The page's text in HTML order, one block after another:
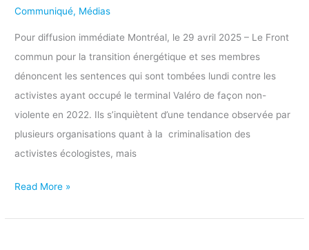
Communiqué, Médias
Pour diffusion immédiate Montréal, le 29 avril 2025 – Le Front
commun pour la transition énergétique et ses membres
dénoncent les sentences qui sont tombées lundi contre les
activistes ayant occupé le terminal Valéro de façon non-
violente en 2022. Ils s’inquiètent d’une tendance observée par
plusieurs organisations quant à la criminalisation des
activistes écologistes, mais
ayant
le
terminal
Valéro
Read More »